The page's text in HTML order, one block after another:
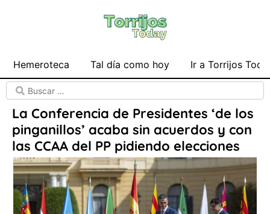
Hemeroteca Tal día como hoy Ir a Torrijos
La Conferencia de Presidentes ‘de los
pinganillos’ acaba sin acuerdos y con
las CCAA del PP pidiendo elecciones